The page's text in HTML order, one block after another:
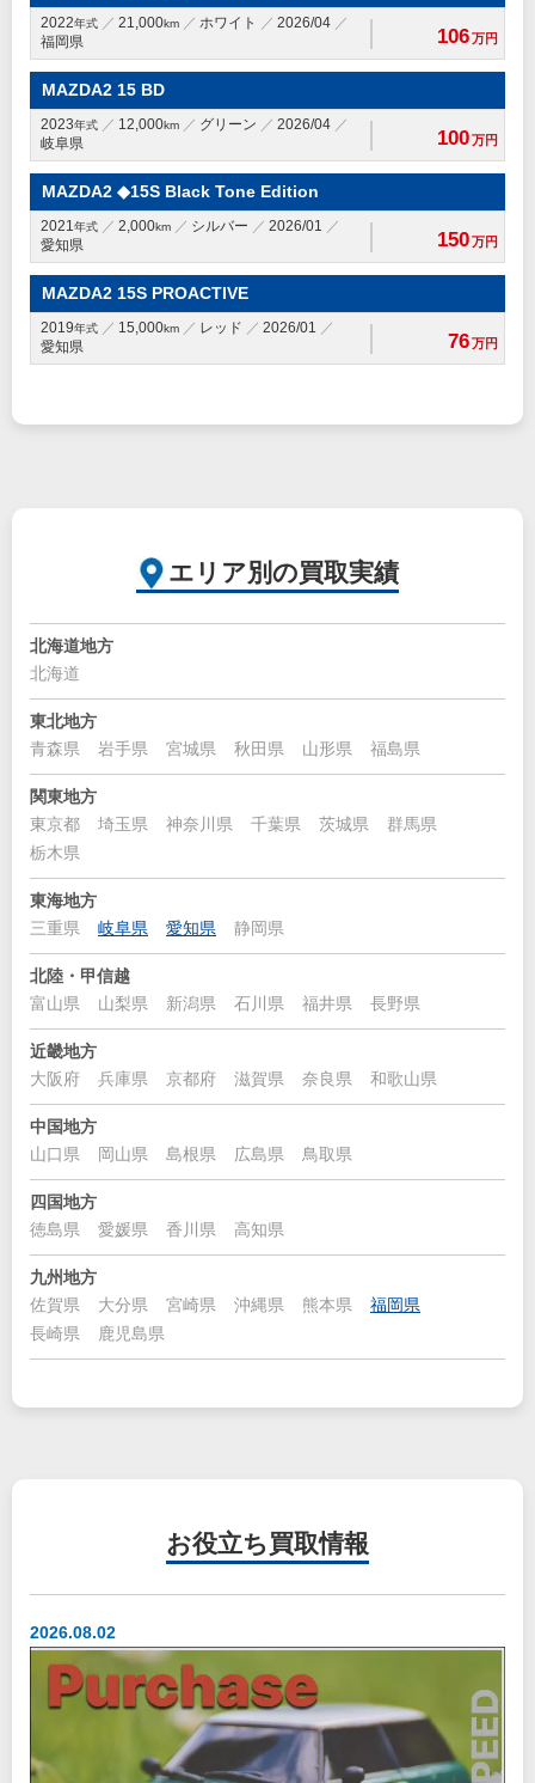
2022年式 21,000km ホワイト
2026/04
福岡県
106万円
MAZDA2 15 BD
2023年式 12,000km グリーン
2026/04
岐阜県
100万円
MAZDA2 ◆15S Black Tone Edition
2021年式 2,000km シルバー
2026/01
愛知県
150万円
MAZDA2 15S PROACTIVE
2019年式 15,000km レッド
2026/01
愛知県
76万円
エリア別の買取実績
北海道地方
北海道
東北地方
青森県
岩手県 宮城県 秋田県 山形県 福島県
関東地方
東京都
埼玉県 神奈川県 千葉県 茨城県
群馬県
栃木県
東海地方
三重県
岐阜県 愛知県 静岡県
北陸・甲信越
富山県
山梨県 新潟県 石川県 福井県 長野県
近畿地方
大阪府
兵庫県 京都府 滋賀県 奈良県 和歌山県
中国地方
山口県
岡山県 島根県 広島県 鳥取県
四国地方
徳島県
愛媛県 香川県 高知県
九州地方
佐賀県
大分県 宮崎県 沖縄県 熊本県
福岡県
長崎県
鹿児島県
お役立ち 買取情報
2026.08.02